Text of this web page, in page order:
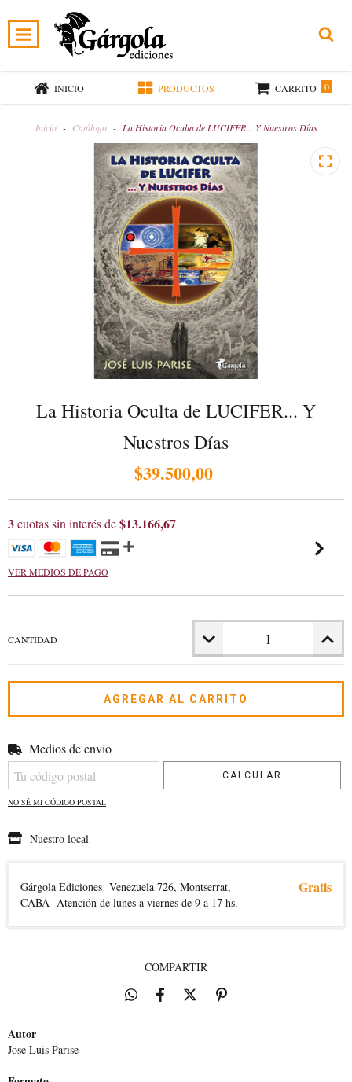
INICIO PRODUCTOS CARRITO 0
Inicio - Catálogo - La Historia Oculta de LUCIFER... Y Nuestros Días
La Historia Oculta de LUCIFER... Y
Nuestros Días
$39.500,00
3cuotas sin interés de$13.166,67
VER MEDIOS DE PAGO
CANTIDAD
Entregas para el CP:
Medios de envío
CALCULAR
NO SÉ MI CÓDIGO POSTAL
Nuestro local
Gárgola Ediciones Venezuela 726, Montserrat,
CABA- Atención de lunes a viernes de 9 a 17 hs.
Gratis
COMPARTIR
Autor
Jose Luis Parise